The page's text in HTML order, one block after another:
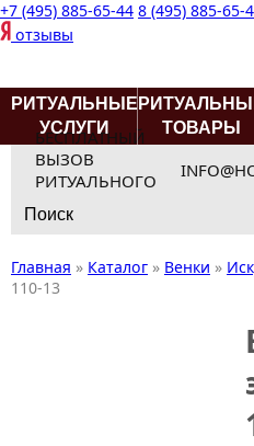
+7 (495) 885-65-44 8 (495) 885-65-
отзывы
РИТУАЛЬНЫЕ
УСЛУГИ
ТОВАРЫ
БЕСПЛАТНЫЙ
ВЫЗОВ
РИТУАЛЬНОГО
АГЕНТА
for:
Главная » Каталог » Венки »
110-13